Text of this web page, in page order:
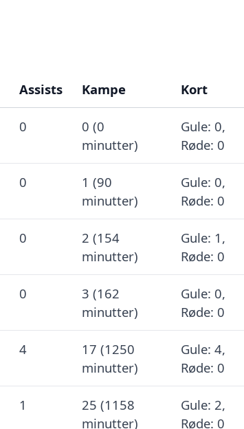
Assists Kampe Kort
0
0 (0
minutter)
Gule: 0,
Røde: 0
0
1 (90
minutter)
Gule: 0,
Røde: 0
0
2 (154
minutter)
Gule: 1,
Røde: 0
0
3 (162
minutter)
Gule: 0,
Røde: 0
4
17 (1250
minutter)
Gule: 4,
Røde: 0
1
25 (1158
minutter)
Gule: 2,
Røde: 0